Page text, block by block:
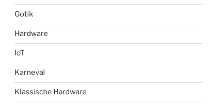
Gotik
Hardware
IoT
Karneval
Klassische Hardware